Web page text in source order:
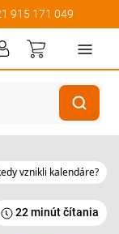
915 171 049
Môj košík
22 minút čítania
vznikli kalendáre?